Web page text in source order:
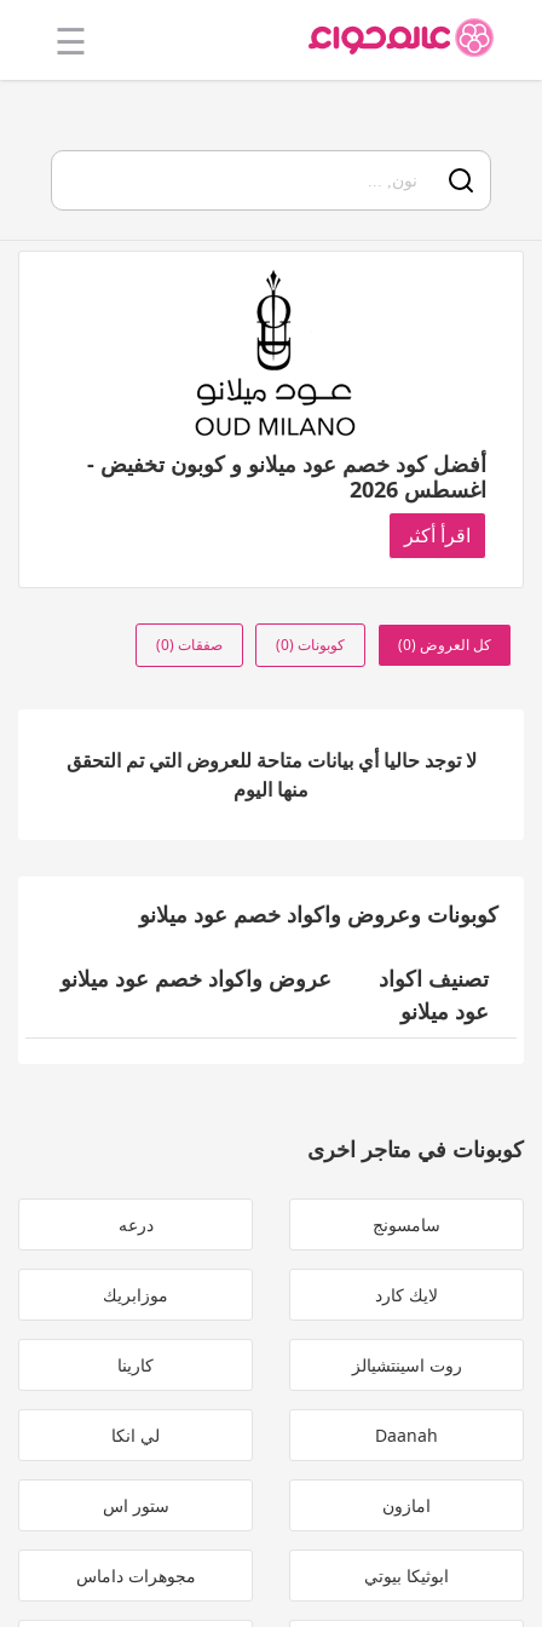
أفضل 20
جميع
☰
أفضل كود خصم عود ميلانو و كوبون تخفيض -
اغسطس 2026
اقرأ أكثر
كل العروض (0) كوبونات (0) صفقات (0)
لا توجد حاليا أي بيانات متاحة للعروض التي تم التحقق
منها اليوم
كوبونات وعروض واكواد خصم عود ميلانو
تصنيف اكواد
عود ميلانو
عروض واكواد خصم عود ميلانو
كوبونات في متاجر اخرى
سامسونج درعه
لايك كارد موزابريك
روت اسينتشيالز كارينا
Daanah لي انكا
امازون ستور اس
ابوثيكا بيوتي مجوهرات داماس